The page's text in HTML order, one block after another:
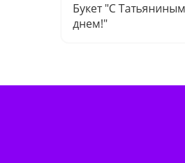
Букет "С Татьяниным
днем!"